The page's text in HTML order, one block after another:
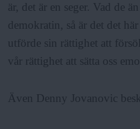
är, det är en seger. Vad de
demokratin, så är det det
utförde sin rättighet att
vår rättighet att sätta oss
Även Denny Jovanovic